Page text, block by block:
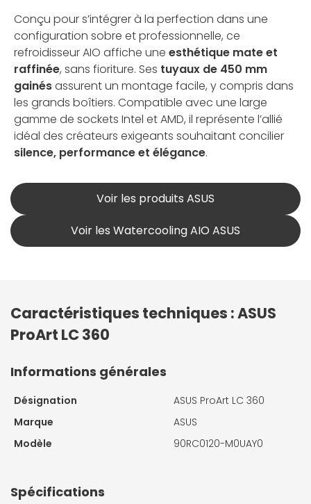
Conçu pour s’intégrer à la perfection dans une
configuration sobre et professionnelle, ce
refroidisseur AIO affiche une esthétique mate et
raffinée, sans fioriture. Ses tuyaux de 450 mm
gainésassurent un montage facile, y compris dans
les grands boîtiers. Compatible avec une large
gamme de sockets Intel et AMD, il représente l’allié
idéal des créateurs exigeants souhaitant concilier
silence, performance et élégance.
Voir les produits ASUS
Voir les Watercooling AIO ASUS
Caractéristiques techniques : ASUS
ProArt LC 360
Informations générales
Désignation
ASUS ProArt LC 360
Marque
ASUS
Modèle
90RC0120-M0UAY0
Spécifications